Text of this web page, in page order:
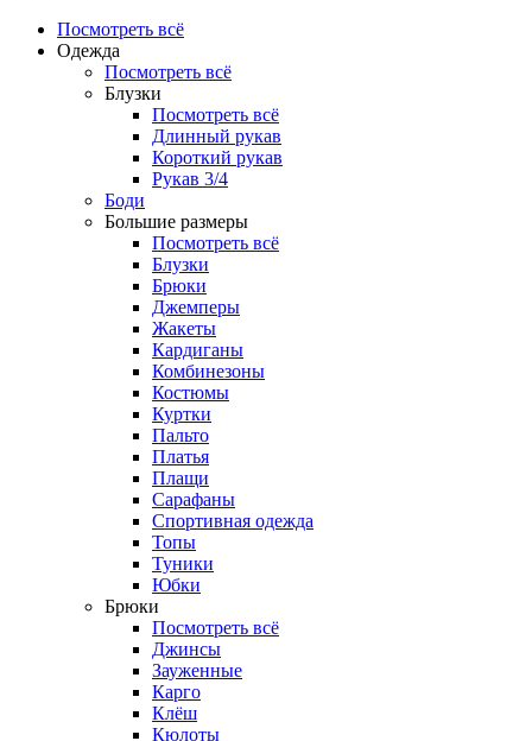
Посмотреть всё
Одежда
Посмотреть всё
Блузки
Посмотреть всё
Длинный рукав
Короткий рукав
Рукав 3/4
Боди
Большие размеры
Посмотреть всё
Блузки
Брюки
Джемперы
Жакеты
Кардиганы
Комбинезоны
Костюмы
Куртки
Пальто
Платья
Плащи
Сарафаны
Спортивная одежда
Топы
Туники
Юбки
Брюки
Посмотреть всё
Джинсы
Зауженные
Карго
Клёш
Кюлоты